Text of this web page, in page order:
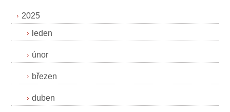
2025
leden
únor
březen
duben